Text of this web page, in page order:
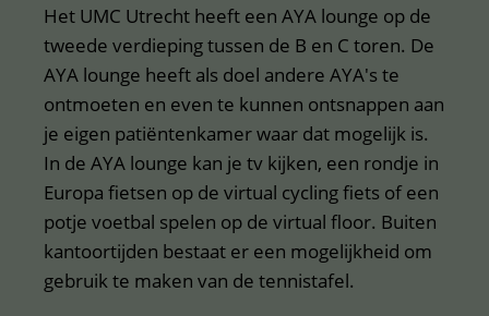
Het UMC Utrecht heeft een AYA lounge op de
tweede verdieping tussen de B en C toren. De
AYA lounge heeft als doel andere AYA's te
ontmoeten en even te kunnen ontsnappen aan
je eigen patiëntenkamer waar dat mogelijk is.
In de AYA lounge kan je tv kijken, een rondje in
Europa fietsen op de virtual cycling fiets of een
potje voetbal spelen op de virtual floor. Buiten
kantoortijden bestaat er een mogelijkheid om
gebruik te maken van de tennistafel.